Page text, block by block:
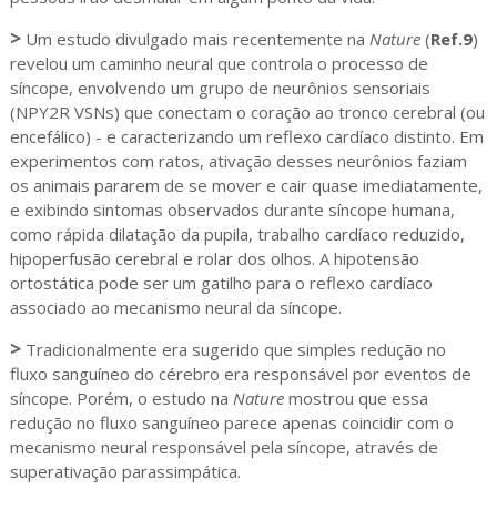
>Um estudo divulgado mais recentemente na Nature(Ref.9)
revelou um caminho neural que controla o processo de
síncope, envolvendo um grupo de neurônios sensoriais
(NPY2R VSNs) que conectam o coração ao tronco cerebral (ou
encefálico) - e caracterizando um reflexo cardíaco distinto. Em
experimentos com ratos, ativação desses neurônios faziam
os animais pararem de se mover e cair quase imediatamente,
e exibindo sintomas observados durante síncope humana,
como rápida dilatação da pupila, trabalho cardíaco reduzido,
hipoperfusão cerebral e rolar dos olhos. A hipotensão
ortostática pode ser um gatilho para o reflexo cardíaco
associado ao mecanismo neural da síncope.
>Tradicionalmente era sugerido que simples redução no
fluxo sanguíneo do cérebro era responsável por eventos de
síncope. Porém, o estudo na Naturemostrou que essa
redução no fluxo sanguíneo parece apenas coincidir com o
mecanismo neural responsável pela síncope, através de
superativação parassimpática.